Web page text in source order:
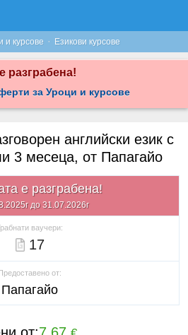
и курсове · Езикови курсове
разграбена!
за Уроци и курсове
английски език с
3 месеца, от Папагайо
е разграбена!
до 31.07.2026г
ваучери:
17
от:
Папагайо